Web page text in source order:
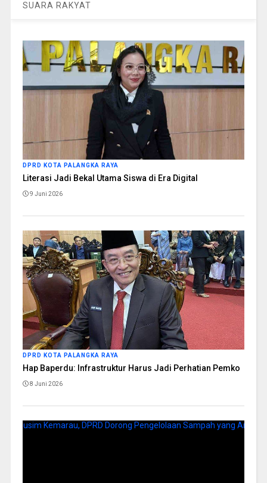
SUARA RAKYAT
DPRD KOTA PALANGKA RAYA
Literasi Jadi Bekal Utama Siswa di Era Digital
9 Juni 2026
DPRD KOTA PALANGKA RAYA
Hap Baperdu: Infrastruktur Harus Jadi Perhatian Pemko
8 Juni 2026